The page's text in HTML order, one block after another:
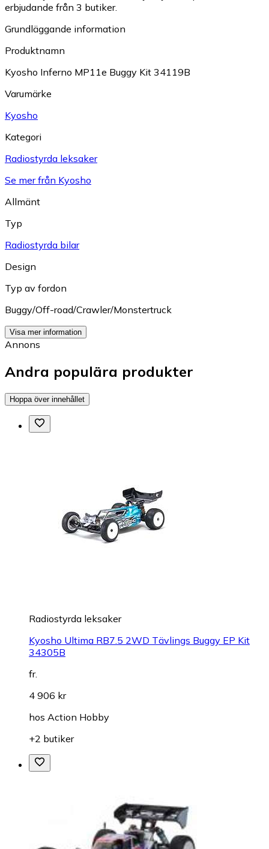
erbjudande från 3 butiker.
Grundläggande information
Produktnamn
Kyosho Inferno MP11e Buggy Kit 34119B
Varumärke
Kyosho
Kategori
Radiostyrda leksaker
Se mer från Kyosho
Allmänt
Typ
Radiostyrda bilar
Design
Typ av fordon
Buggy/Off-road/Crawler/Monstertruck
Visa mer information
Annons
Andra populära produkter
Hoppa över innehållet
Radiostyrda leksaker
Kyosho Ultima RB7.5 2WD Tävlings Buggy EP Kit
34305B
fr.
4 906 kr
hos Action Hobby
+2 butiker